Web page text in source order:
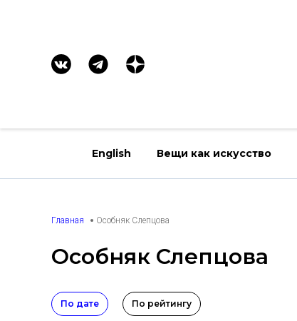
English Вещи как искусство
Главная Особняк Слепцова
Особняк Слепцова
По дате По рейтингу